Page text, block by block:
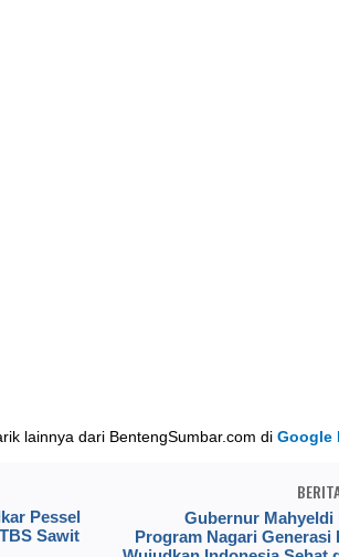
lainnya dari BentengSumbar.com diGoogle
Pessel
Sawit
Gubernur Mahyeldi
Program Nagari Generasi